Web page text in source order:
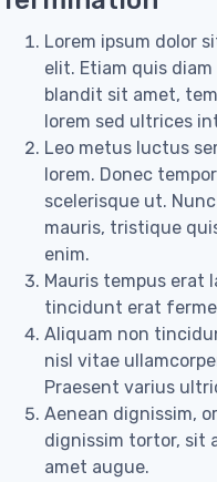
Lorem ipsum dolor
elit. Etiam quis
blandit sit amet,
lorem sed ultrices
Leo metus luctus
lorem. Donec
scelerisque ut.
mauris, tristique
enim.
Mauris tempus erat
tincidunt erat
Aliquam non
nisl vitae
Praesent varius
Aenean dignissim,
dignissim tortor, sit
amet augue.